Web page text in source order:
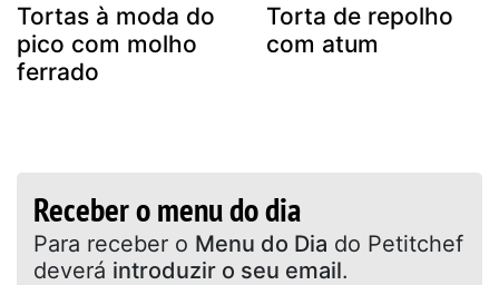
Tortas à moda do
pico com molho
ferrado
Torta de repolho
com atum
Receber o menu do dia
Para receber o Menu do Dia do Petitchef
deverá introduzir o seu email.